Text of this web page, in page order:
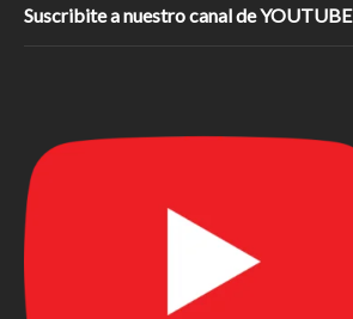
Suscribite a nuestro canal de YOUTUBE